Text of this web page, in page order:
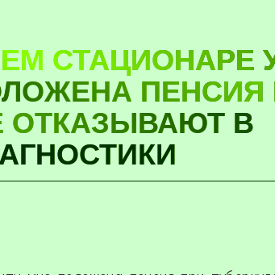
СТАЦИОНАРЕ
ПЕНСИЯ
ОТКАЗЫВАЮТ В